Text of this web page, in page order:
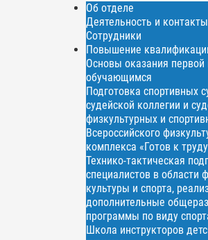
Об отделе
Деятельность и контакты
Сотрудники
Повышение
Основы оказания
обучающимся
Подготовка спортивных
судейской коллегии и
физкультурных и
Всероссийского
комплекса «Готов к
Технико-тактическая
специалистов в области
культуры и спорта,
дополнительные
программы по виду
Школа инструкторов